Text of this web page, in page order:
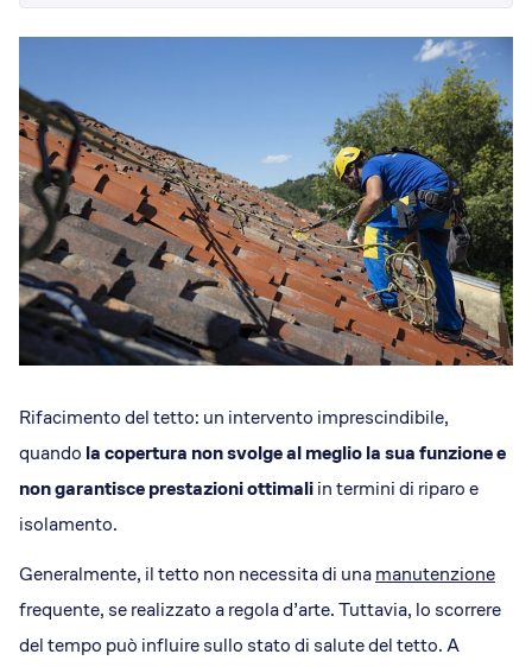
Dicono di Acrobatica
Approfondimenti
Rifacimento del tetto: un intervento imprescindibile,
quando la copertura non svolge al meglio la sua funzione e
non garantisce prestazioni ottimaliin termini di riparo e
isolamento.
Generalmente, il tetto non necessita di unamanutenzione
frequente, se realizzato a regola d’arte. Tuttavia, lo scorrere
del tempo può influire sullo stato di salute del tetto. A